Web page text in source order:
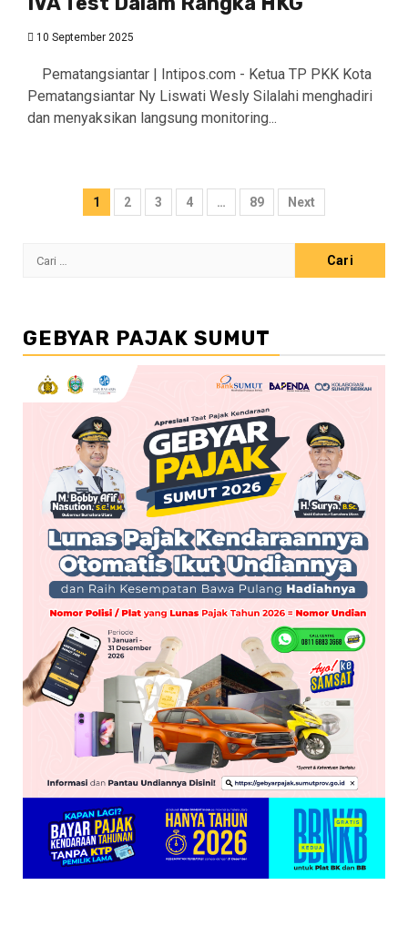
10 September 2025
Pematangsiantar | Intipos.com - Ketua TP PKK Kota
Pematangsiantar Ny Liswati Wesly Silalahi menghadiri
dan menyaksikan langsung monitoring...
Paginasi
1 2 3 4 … 89 Next
Cari
GEBYAR PAJAK SUMUT